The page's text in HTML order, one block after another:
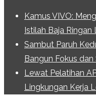
Kamus VIVO:
Istilah Baja Ringan
Sambut Paruh
Bangun Fokus
Lewat Pelatihan
Lingkungan Kerja